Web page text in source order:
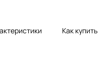
Как купить